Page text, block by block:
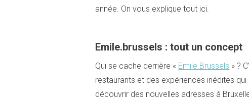
année. On vous explique tout ici.
Emile.brussels : tout un concept
Qui se cache derrière « Emile.Brussels » ?
restaurants et des expériences inédites
découvrir des nouvelles adresses à